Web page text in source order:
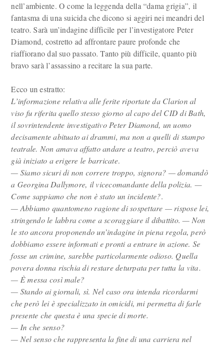
nell’ambiente. O come la leggenda della “dama grigia”, il
fantasma di una suicida che dicono si aggiri nei meandri del
teatro. Sarà un’indagine difficile per l’investigatore Peter
Diamond, costretto ad affrontare paure profonde che
riaffiorano dal suo passato. Tanto più difficile, quanto più
bravo sarà l’assassino a recitare la sua parte.
Ecco un estratto:
L’informazione relativa alle ferite riportate da Clarion al
viso fu riferita quello stesso giorno al capo del CID di Bath,
il sovrintendente investigativo Peter Diamond, un uomo
decisamente abituato ai drammi, ma non a quelli di stampo
teatrale. Non amava affatto andare a teatro, perciò aveva
già iniziato a erigere le barricate.
— Siamo sicuri di non correre troppo, signora? — domandò
a Georgina Dallymore, il vicecomandante della polizia. —
Come sappiamo che non è stato un incidente?.
— Abbiamo quantomeno ragione di sospettare — rispose lei,
stringendo le labbra come a scoraggiare il dibattito. — Non
le sto ancora proponendo un’indagine in piena regola, però
dobbiamo essere informati e pronti a entrare in azione. Se
fosse un crimine, sarebbe particolarmente odioso. Quella
povera donna rischia di restare deturpata per tutta la vita.
— È messa così male?
— Stando ai giornali, sì. Nel caso ora intenda ricordarmi
che però lei è specializzato in omicidi, mi permetta di farle
presente che questa è una specie di morte.
— In che senso?
— Nel senso che rappresenta la fine di una carriera nel